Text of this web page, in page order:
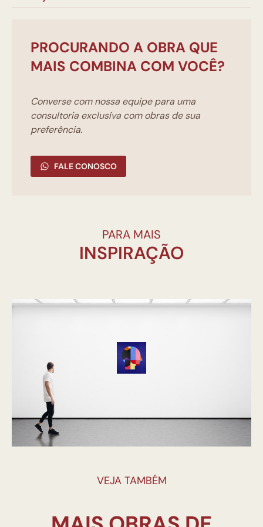
PROCURANDO A OBRA QUE
MAIS COMBINA COM VOCÊ?
Converse com nossa equipe para uma
consultoria exclusíva com obras de sua
preferência.
FALE CONOSCO
PARA MAIS
INSPIRAÇÃO
VEJA TAMBÉM